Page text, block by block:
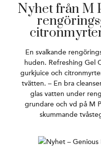
Nyhet från M
En svalkande
huden. Refreshing Gel
gurkjuice och
tvätten. – En bra
glas vatten under
grundare och vd på M
skummande